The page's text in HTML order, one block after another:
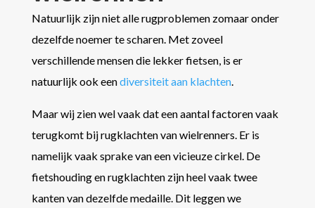
Natuurlijk zijn niet alle rugproblemen zomaar onder
dezelfde noemer te scharen. Met zoveel
verschillende mensen die lekker fietsen, is er
natuurlijk ook eendiversiteit aan klachten.
Maar wij zien wel vaak dat een aantal factoren vaak
terugkomt bij rugklachten van wielrenners. Er is
namelijk vaak sprake van een vicieuze cirkel. De
fietshouding en rugklachten zijn heel vaak twee
kanten van dezelfde medaille. Dit leggen we